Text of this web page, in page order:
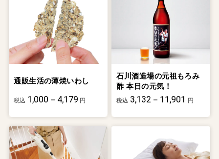
通販生活の薄焼いわし
税込 1,000－4,179 円
石川酒造場の元祖もろみ
酢 本日の元気！
税込 3,132－11,901 円